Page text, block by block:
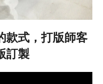
款式，打版師客
訂製